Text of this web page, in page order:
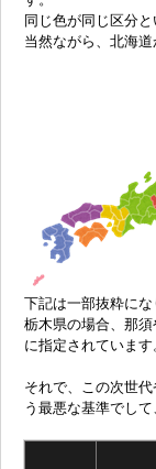
同じ色が同じ区分と
当然ながら、北海
下記は一部抜粋にな
栃木県の場合、那
に指定されています
それで、この次世
う最悪な基準でし